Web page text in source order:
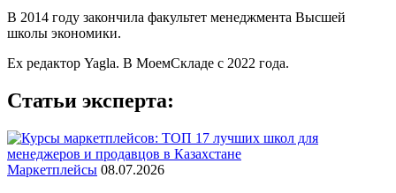
В 2014 году закончила факультет менеджмента Высшей
школы экономики.
Ex редактор Yagla. В МоемСкладе с 2022 года.
Статьи эксперта:
Маркетплейсы 08.07.2026